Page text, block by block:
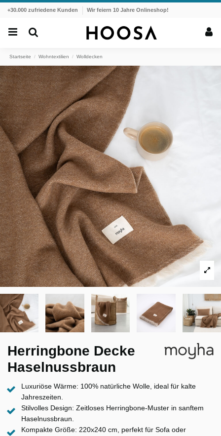
+30.000 zufriedene Kunden Wir feiern 10 Jahre Onlineshop!
Startseite Wohntextilien Wolldecken
Herringbone Decke
Haselnussbraun
Luxuriöse Wärme: 100% natürliche Wolle, ideal für kalte
Jahreszeiten.
Stilvolles Design: Zeitloses Herringbone-Muster in sanftem
Haselnussbraun.
Kompakte Größe: 220x240 cm, perfekt für Sofa oder